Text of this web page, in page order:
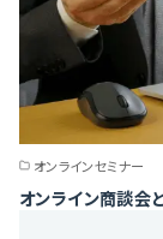
オンラインセミナー
オンライン商談会